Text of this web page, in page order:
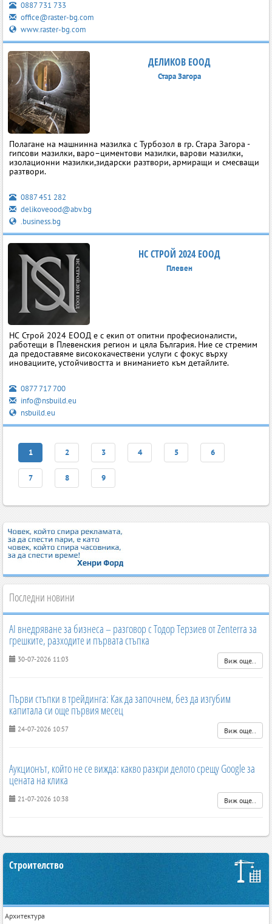
0887 731 733
office@raster-bg.com
www.raster-bg.com
ДЕЛИКОВ ЕООД
Стара Загора
Полагане на машнинна мазилка с Турбозол в гр. Стара Загора -
гипсови мазилки, варо–циментови мазилки, варови мазилки,
изолационни мазилки,зидарски разтвори, армиращи и смесващи
разтвори.
0887 451 282
delikoveood@abv.bg
.business.bg
НС СТРОЙ 2024 ЕООД
Плевен
НС Строй 2024 ЕООД е с екип от опитни професионалисти,
работещи в Плевенския регион и цяла България. Ние се стремим
да предоставяме висококачествени услуги с фокус върху
иновациите, устойчивостта и вниманието към детайлите.
0877 717 700
info@nsbuild.eu
nsbuild.eu
1 2 3 4 5 6
7 8 9
Последни новини
AI внедряване за бизнеса – разговор с Тодор Терзиев от Zenterra за
грешките, разходите и първата стъпка
30-07-2026 11:03 Виж още..
Първи стъпки в трейдинга: Как да започнем, без да изгубим
капитала си още първия месец
24-07-2026 10:57 Виж още..
Аукционът, който не се вижда: какво разкри делото срещу Google за
цената на клика
21-07-2026 10:38 Виж още..
Строителство
Архитектура